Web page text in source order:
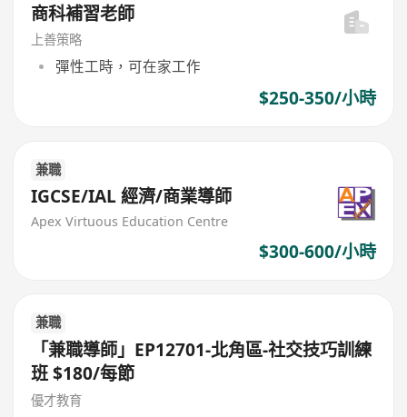
商科補習老師
上善策略
彈性工時，可在家工作
$250-350/小時
兼職
IGCSE/IAL 經濟/商業導師
Apex Virtuous Education Centre
$300-600/小時
兼職
「兼職導師」EP12701-北角區-社交技巧訓練
班 $180/每節
優才教育